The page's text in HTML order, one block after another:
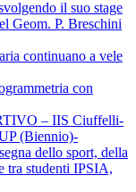
il suo stage
Geom. P. Breschini
continuano a vele
con
– IIS Ciuffelli-
(Biennio)-
dello sport, della
tra studenti IPSIA,